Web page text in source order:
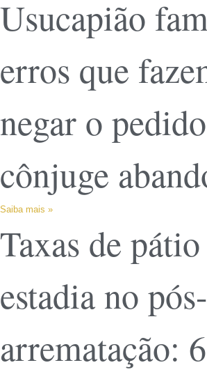
Usucapião
erros que
negar o
cônjuge
Saiba mais »
Taxas de
estadia no pós-
arrematação: 6